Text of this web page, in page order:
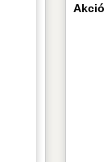
Akció